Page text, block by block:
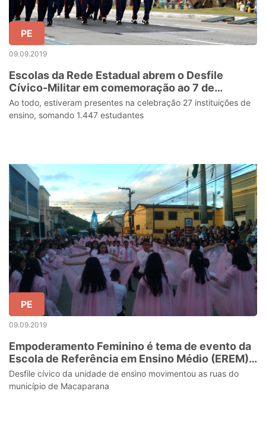
PE
09.09.2019
Escolas da Rede Estadual abrem o Desfile
Cívico-Militar em comemoração ao 7 de
setembro
Ao todo, estiveram presentes na celebração 27 instituições de
ensino, somando 1.447 estudantes
PE
09.09.2019
Empoderamento Feminino é tema de evento da
Escola de Referência em Ensino Médio (EREM)
Creusa de Freitas Cavalcanti
Desfile cívico da unidade de ensino movimentou as ruas do
município de Macaparana